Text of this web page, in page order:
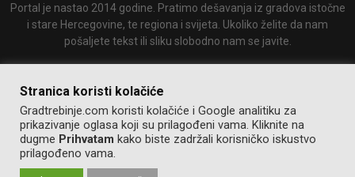
Portal je nastao 2014 godine. Pratimo dešavanja iz gradova istočne
i stare Hercegovine, te regiona i svijeta. Ukoliko želite da nam
pošaljete tekst ili sliku slobodno nam se javite.
Stranica koristi kolačiće
Gradtrebinje.com koristi kolačiće i Google analitiku za
prikazivanje oglasa koji su prilagođeni vama. Kliknite na
dugme Prihvatam kako biste zadržali korisničko iskustvo
prilagođeno vama.